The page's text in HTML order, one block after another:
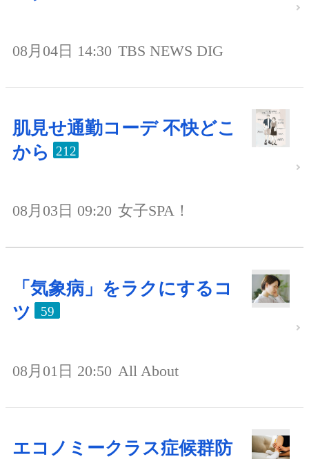
08月04日 14:30 TBS NEWS DIG
肌見せ通勤コーデ 不快どこ
から
212
08月03日 09:20 女子SPA！
「気象病」をラクにするコ
ツ
59
08月01日 20:50 All About
エコノミークラス症候群防